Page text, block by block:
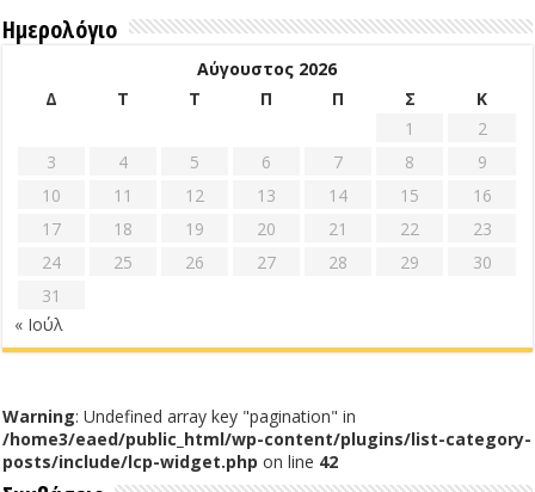
Ημερολόγιο
Αύγουστος 2026
Δ
Τ Τ Π Π Σ
Κ
1
2
3
4 5 6 7 8
9
10
11 12 13 14 15
16
17
18 19 20 21 22
23
24
25 26 27 28 29
30
31
« Ιούλ
Warning: Undefined array key "pagination" in
/home3/eaed/public_html/wp-content/plugins/list-category-
posts/include/lcp-widget.php on line 42